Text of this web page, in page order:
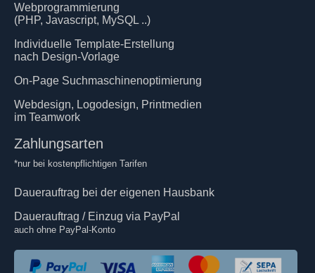
Webprogrammierung
(PHP, Javascript, MySQL ..)
Individuelle Template-Erstellung
nach Design-Vorlage
On-Page Suchmaschinenoptimierung
Webdesign, Logodesign, Printmedien
im Teamwork
Zahlungsarten
*nur bei kostenpflichtigen Tarifen
Dauerauftrag bei der eigenen Hausbank
Dauerauftrag / Einzug via PayPal
auch ohne PayPal-Konto